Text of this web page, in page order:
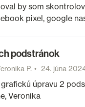
by som
pixel, google
podstránok
P. 24. júna
úpravu 2
Veronika